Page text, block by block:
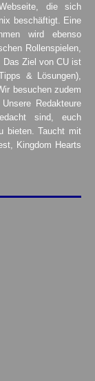
die sich
beschäftigt. Eine
wird ebenso
Rollenspielen,
Das Ziel von CU ist
& Lösungen),
besuchen zudem
Redakteure
sind, euch
bieten. Taucht mit
Kingdom Hearts